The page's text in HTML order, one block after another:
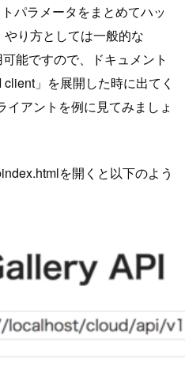
パラメータをまとめてハッ
り方としては一般的な
能ですので、ドキュメント
」を展開した時に出てく
イアントを例に見てみましょ
を開くと以下のよう